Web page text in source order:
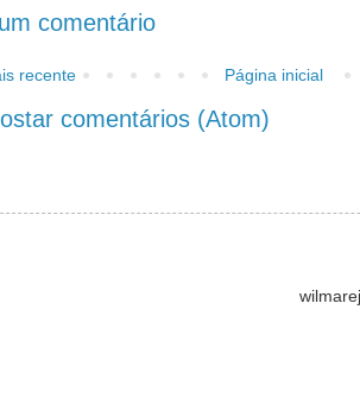
comentário
recente Página inicial
comentários (Atom)